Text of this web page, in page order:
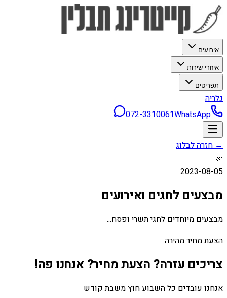
אירועים
איזורי שירות
תפריטים
גלריה
072-3310061WhatsApp
→ חזרה לבלוג
🎉
2023-08-05
מבצעים לחגים ואירועים
מבצעים מיוחדים לחגי תשרי ופסח...
הצעת מחיר מהירה
צריכים עזרה? הצעת מחיר? אנחנו פה!
אנחנו עובדים כל השבוע חוץ משבת קודש